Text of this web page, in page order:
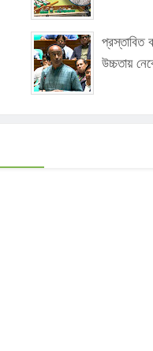
প্রস্তাবিত
উচ্চতায়